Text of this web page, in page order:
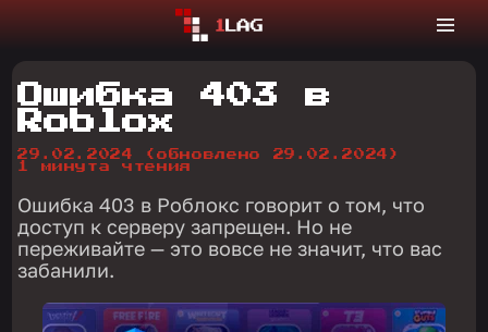
Ошибка 403 в
Roblox
29.02.2024
(обновлено 29.02.2024)
1 минута чтения
Ошибка 403 в Роблокс говорит о том, что
доступ к серверу запрещен. Но не
переживайте — это вовсе не значит, что вас
забанили.